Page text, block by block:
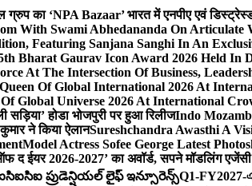
ग्रुप का ‘NPA Bazaar’ भारत में एनपीए एवं
With Swami Abhedananda On Articulate
Featuring Sanjana Sanghi In An
Bharat Gaurav Icon Award 2026 Held In
At The Intersection Of Business,
Of Global International 2026 At
Global Universe 2026 At International
सड़िया’ होडा भोजपुरी पर हुआ रिलीजIndo
कुमार ने किया ऐलानSureshchandra Awasthi A
Model Actress Sofee George Latest
द ईयर 2026-2027’ का अवॉर्ड, सपने मॉडलिंग एजेंसी
ప్రుడెన్షియల్ లైఫ్ ఇన్సూరెన్స్Q1-FY2027-এ